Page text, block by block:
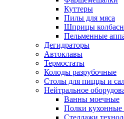
Куттеры
Пилы для мяса
Шприцы
Пельменные
Дегидраторы
Автоклавы
Термостаты
Колоды разрубочные
Столы для пиццы и
Нейтральное
Ванны моечные
Полки кухонные
Стеллажи